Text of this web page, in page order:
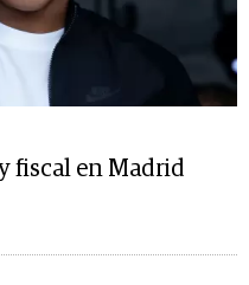
fiscal en Madrid